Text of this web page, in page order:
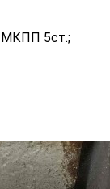
МКПП 5ст.;